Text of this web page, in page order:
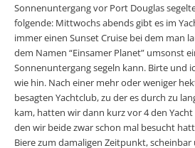
Sonnenuntergang vor Port Douglas
folgende: Mittwochs abends gibt es im
immer einen Sunset Cruise bei dem man
dem Namen “Einsamer Planet” umsonst
Sonnenuntergang segeln kann. Birte und
wie hin. Nach einer mehr oder weniger
besagten Yachtclub, zu der es durch zu
kam, hatten wir dann kurz vor 4 den
den wir beide zwar schon mal besucht
Biere zum damaligen Zeitpunkt,